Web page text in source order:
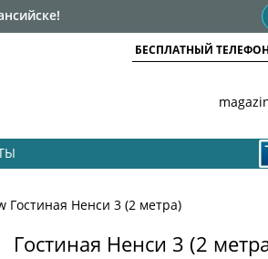
БЕСПЛАТНЫЙ
Гостиная Ненси 3 (2 метра)
Гостиная Ненси 3 (2